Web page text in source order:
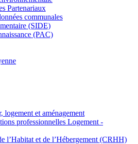
Partenariaux
communales
(SIDE)
(PAC)
logement et aménagement
professionnelles Logement -
l’Habitat et de l’Hébergement (CRHH)